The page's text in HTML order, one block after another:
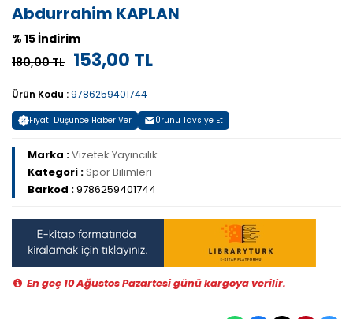
Abdurrahim KAPLAN
% 15 İndirim
180,00 TL 153,00 TL
Ürün Kodu : 9786259401744
Fiyatı Düşünce Haber Ver Ürünü Tavsiye Et
Marka :Vizetek Yayıncılık
Kategori :Spor Bilimleri
Barkod :9786259401744
En geç 10 Ağustos Pazartesi günü kargoya verilir.